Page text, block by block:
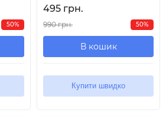
50%
495 грн.
990 грн. 50%
В кошик
Купити швидко